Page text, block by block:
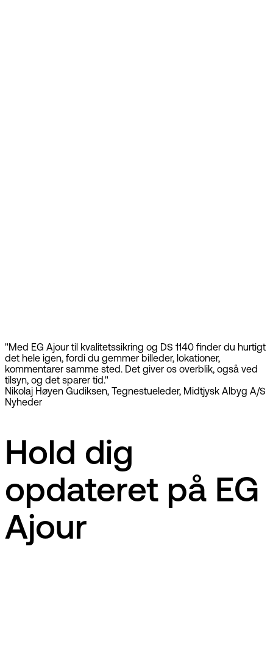
"Med EG Ajour til kvalitetssikring og DS 1140 finder du hurtigt
det hele igen, fordi du gemmer billeder, lokationer,
kommentarer samme sted. Det giver os overblik, også ved
tilsyn, og det sparer tid."
Nikolaj Høyen Gudiksen, Tegnestueleder, Midtjysk Albyg A/S
Nyheder
Hold dig
opdateret på EG
Ajour